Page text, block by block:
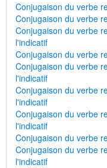
Conjugaison du verbe
Conjugaison du verbe
Conjugaison du verbe
l'indicatif
Conjugaison du verbe
Conjugaison du verbe
l'indicatif
Conjugaison du verbe
l'indicatif
Conjugaison du verbe
l'indicatif
Conjugaison du verbe
Conjugaison du verbe
l'indicatif